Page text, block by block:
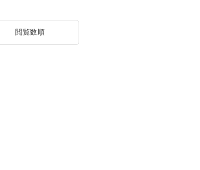
閲覧数順